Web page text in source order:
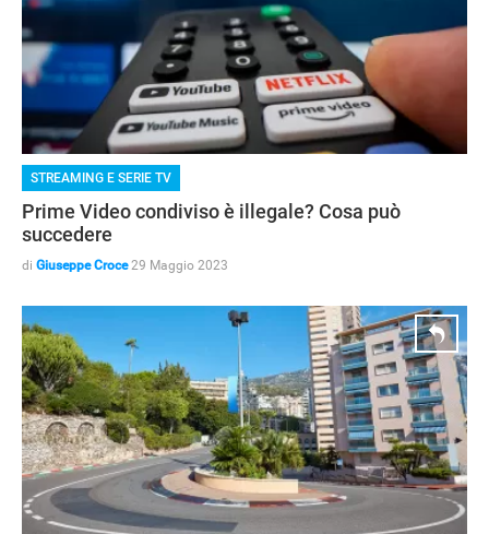
STREAMING E SERIE TV
STREAMING E SERIE TV
Prime Video condiviso è illegale? Cosa può
succedere
di Giuseppe Croce 29 Maggio 2023